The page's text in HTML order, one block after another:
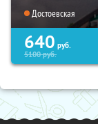
Достоевская
640 руб.
5100руб.